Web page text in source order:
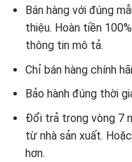
Bán hàng với đúng
thiệu. Hoàn tiền
thông tin mô tả.
Chỉ bán hàng chính
Bảo hành đúng thời
Đổi trả trong vòng 7
từ nhà sản xuất.
hơn.